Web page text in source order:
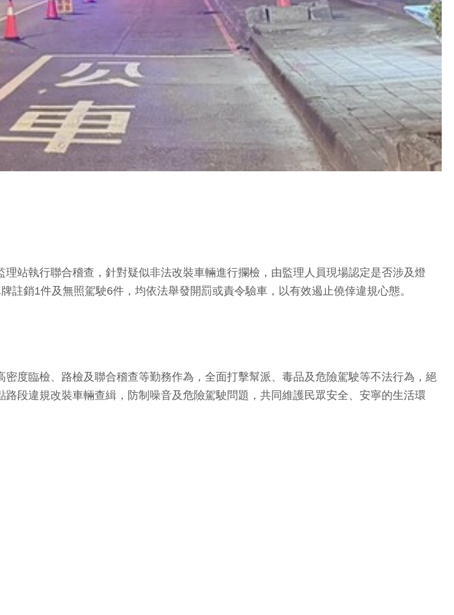
站執行聯合稽查，針對疑似非法改裝車輛進行攔檢，由監理人員現場認定是否涉及燈
銷1件及無照駕駛6件，均依法舉發開罰或責令驗車，以有效遏止僥倖違規心態。
度臨檢、路檢及聯合稽查等勤務作為，全面打擊幫派、毒品及危險駕駛等不法行為，絕
段違規改裝車輛查緝，防制噪音及危險駕駛問題，共同維護民眾安全、安寧的生活環